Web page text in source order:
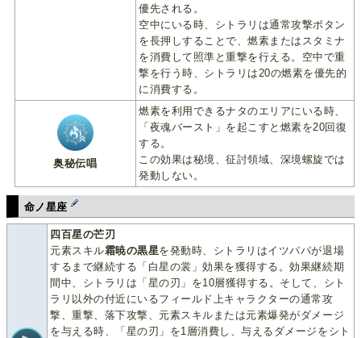
優先される。
空中にいる時、シトラリは通常攻撃ボタン
を長押しすることで、燃素またはスタミナ
を消費して照準と重撃を行える。空中で重
撃を行う時、シトラリは20の燃素を優先的
に消費する。
奥秘伝唱
燃素を利用できるナタのエリアにいる時、
「夜魂バースト」を起こすと燃素を20回復
する。
この効果は秘境、征討領域、深境螺旋では
発動しない。
命ノ星座
四百星の芒刃
元素スキル霜暁の黒星を発動時、シトラリはイツパパが退場
するまで継続する「白星の裳」効果を獲得する。効果継続期
間中、シトラリは「星の刃」を10層獲得する。そして、シト
ラリ以外の付近にいるフィールド上キャラクターの通常攻
撃、重撃、落下攻撃、元素スキルまたは元素爆発がダメージ
を与える時、「星の刃」を1層消費し、与えるダメージをシト